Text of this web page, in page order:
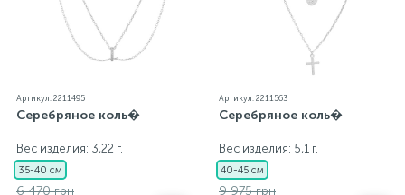
Артикул: 2211495
Серебряное коль�
Вес изделия: 3,22 г.
35-40 см
6 470 грн
Артикул: 2211563
Серебряное коль�
Вес изделия: 5,1 г.
40-45 см
9 975 грн